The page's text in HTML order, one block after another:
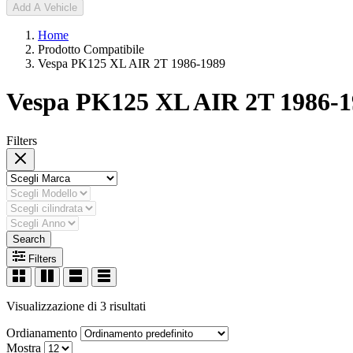
Add A Vehicle
Home
Prodotto Compatibile
Vespa PK125 XL AIR 2T 1986-1989
Vespa PK125 XL AIR 2T 1986-
Filters
Search
Filters
Visualizzazione di 3 risultati
Ordianamento
Mostra